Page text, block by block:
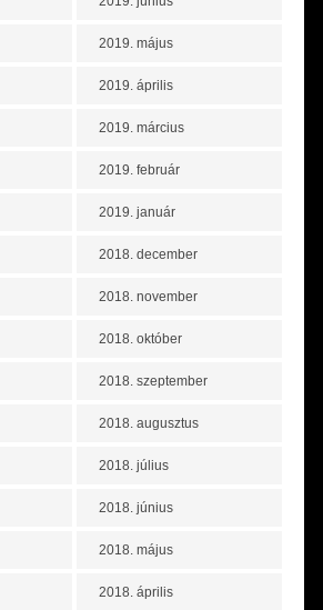
2019. május
2019. április
2019. március
2019. február
2019. január
2018. december
2018. november
2018. október
2018. szeptember
2018. augusztus
2018. július
2018. június
2018. május
2018. április